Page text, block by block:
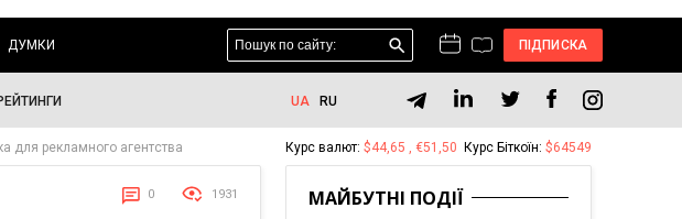
ДУМКИ ПІДПИСКА
UA RU
для рекламного агентства
0 1931
Курс валют: $44,65 , €51,50 Курс Біткоїн: $64549
МАЙБУТНІ ПОДІЇ